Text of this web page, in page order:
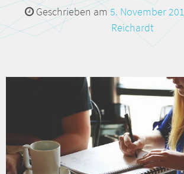
Geschrieben am5. November
Reichardt